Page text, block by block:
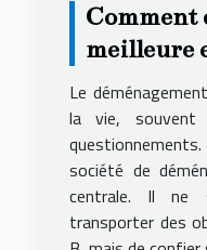
Comment
meilleure
service
Le
la vie,
société de
centrale. Il ne
transporter des